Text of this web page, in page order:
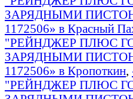
ЗАРЯДНЫМИ
1172506» в Красный
"РЕЙНДЖЕР ПЛЮС
ЗАРЯДНЫМИ
1172506» в Кропоткин,
"РЕЙНДЖЕР ПЛЮС